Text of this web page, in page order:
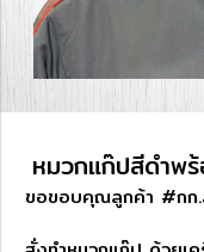
หมวกแก๊ปสีดำพ
ขอขอบคุณลูกค้า #กก.ส